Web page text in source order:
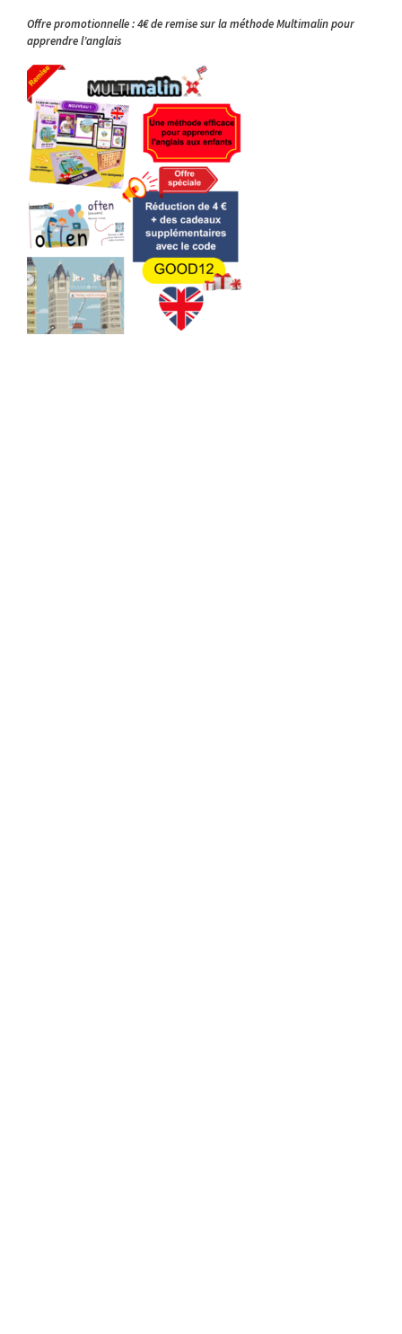
Offre promotionnelle : 4€ de remise sur la méthode Multimalin pour
apprendre l’anglais